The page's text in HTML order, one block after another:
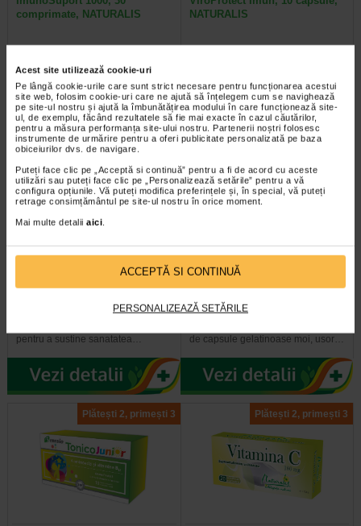
Acest site utilizează cookie-uri
Pe lângă cookie-urile care sunt strict necesare pentru funcționarea acestui
site web, folosim cookie-uri care ne ajută să înțelegem cum se navighează
pe site-ul nostru și ajută la îmbunătățirea modului în care funcționează site-
ul, de exemplu, făcând rezultatele să fie mai exacte în cazul căutărilor,
pentru a măsura performanța site-ului nostru. Partenerii noștri folosesc
instrumente de urmărire pentru a oferi publicitate personalizată pe baza
obiceiurilor dvs. de navigare.
Puteți face clic pe „Acceptă si continuă” pentru a fi de acord cu aceste
utilizări sau puteți face clic pe „Personalizează setările” pentru a vă
configura opțiunile. Vă puteți modifica preferințele și, în special, vă puteți
retrage consimțământul pe site-ul nostru în orice moment.
Mai multe detalii aici.
ACCEPTĂ SI CONTINUĂ
PERSONALIZEAZĂ SETĂRILE
comprimate, NATURALIS
Vitaminele C, D3 si zincul
a sistemului imunitar…
NATURALIS
ViroProtect Imun+ este un
Plătești 2, primești 3
Vitamina D3 2000 UI, 30
Vitamina D3 Naturalis este un
pentru a sustine sanatatea…
Plătești 2, primești 3
Vitamina D3, 4000 UI, 30
Naturalis Vitamina D3 4000 UI este
de capsule gelatinoase moi, usor…
Plătești 2, primești 3 Plătești 2, primești 3